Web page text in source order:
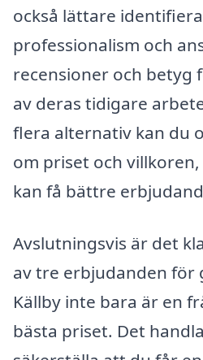
också lättare
professionalism och
recensioner och betyg
av deras tidigare
flera alternativ kan du
om priset och
kan få bättre
Avslutningsvis är det
av tre erbjudanden för
Källby inte bara är en
bästa priset. Det